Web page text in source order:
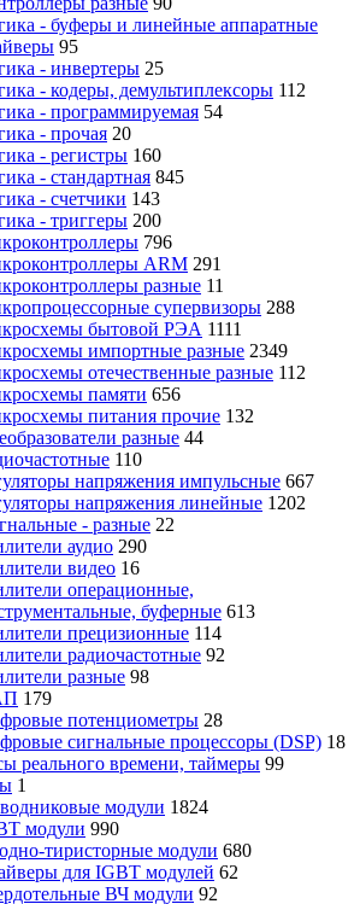
- буферы и линейные аппаратные
95
- инвертеры 25
- кодеры, демультиплексоры 112
- программируемая 54
- прочая 20
- регистры 160
- стандартная 845
- счетчики 143
- триггеры 200
796
ARM 291
разные 11
супервизоры 288
бытовой РЭА 1111
импортные разные 2349
отечественные разные 112
памяти 656
питания прочие 132
разные 44
110
напряжения импульсные 667
напряжения линейные 1202
- разные 22
аудио 290
видео 16
операционные,
буферные 613
прецизионные 114
радиочастотные 92
разные 98
179
потенциометры 28
сигнальные процессоры (DSP) 18
реального времени, таймеры 99
1
модули 1824
модули 990
тиристорные модули 680
для IGBT модулей 62
ВЧ модули 92